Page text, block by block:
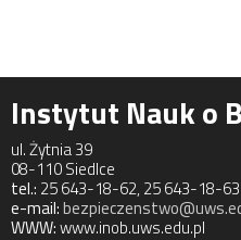
Instytut Nauk o
ul. Żytnia 39
08-110 Siedlce
tel.: 25 643-18-62, 25 643-18-63
e-mail:
WWW:www.inob.uws.edu.pl